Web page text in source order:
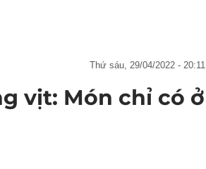
thứ sáu, 29/04/2022 - 20:11
vịt: Món chỉ có ở